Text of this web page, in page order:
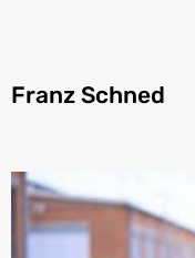
Franz Schned